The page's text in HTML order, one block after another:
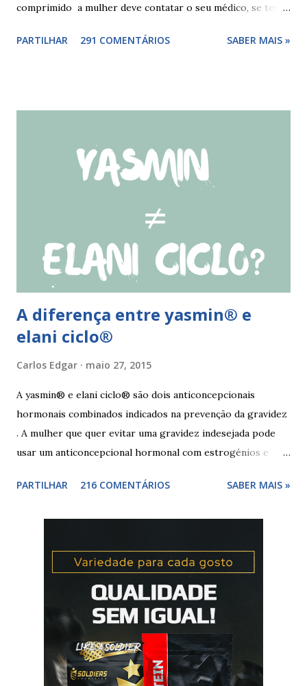
comprimido a mulher deve contatar o seu médico, se teve
comprimido(s) esquecidos, continuar a tomar os restantes
Se o esquecimento ocorrer entre o 18° e o 24°
comprimido a mulher deve iniciar nova cartela ou carteira
esquecimento ocorrer entre o 25° e o 26° comprimido a
tomando os restantes. Se...
PARTILHAR 291 COMENTÁRIOS SABER MAIS »
A diferença entre yasmin® e
elani ciclo®
Carlos Edgar maio 27, 2015
A yasmin® e elani ciclo® são dois anticoncepcionais
hormonais combinados indicados na prevenção da gravidez
. A mulher que quer evitar uma gravidez indesejada pode
usar um anticoncepcional hormonal com estrogénios e
para não correr riscos. Os anticoncepcionais yasmin® e
mulher deve tomar um comprimido por dia, seguindo
a ordem da cartela ou blister. No final da cartela ou blister
deve fazer uma pausa de 7 dias, para menstruar. A mulher
que usa a elani ciclo® pode ter que tomar seguida, deve
seguir a recomendação de seu médico. A yasmin® e elani
ciclo® são iguais? Sim são, ambas as pílulas têm a
mesma composição hormonal, apesar da yasmin ® ter
menos comprimidos, 21 comprimidos por carte...
PARTILHAR 216 COMENTÁRIOS SABER MAIS »